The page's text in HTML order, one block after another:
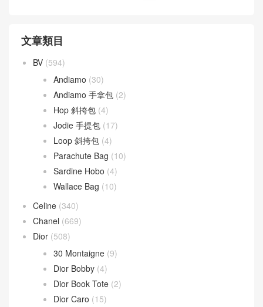
文章類目
BV (594)
Andiamo (30)
Andiamo 手拿包 (2)
Hop 斜挎包 (4)
Jodie 手提包 (17)
Loop 斜挎包 (4)
Parachute Bag (10)
Sardine Hobo (4)
Wallace Bag (10)
Celine (340)
Chanel (669)
Dior (508)
30 Montaigne (9)
Dior Bobby (4)
Dior Book Tote (2)
Dior Caro (15)